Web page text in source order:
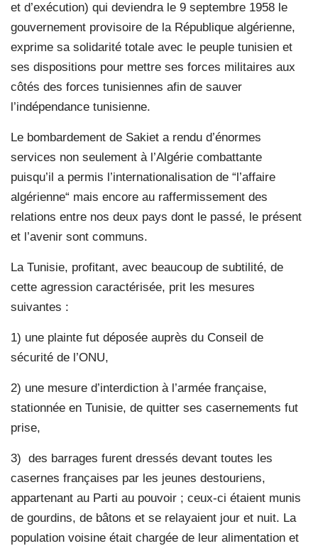
et d’exécution) qui deviendra le 9 septembre 1958 le
gouvernement provisoire de la République algérienne,
exprime sa solidarité totale avec le peuple tunisien et
ses dispositions pour mettre ses forces militaires aux
côtés des forces tunisiennes afin de sauver
l’indépendance tunisienne.
Le bombardement de Sakiet a rendu d’énormes
services non seulement à l’Algérie combattante
puisqu’il a permis l’internationalisation de “l’affaire
algérienne“ mais encore au raffermissement des
relations entre nos deux pays dont le passé, le présent
et l’avenir sont communs.
La Tunisie, profitant, avec beaucoup de subtilité, de
cette agression caractérisée, prit les mesures
suivantes :
1) une plainte fut déposée auprès du Conseil de
sécurité de l’ONU,
2) une mesure d’interdiction à l’armée française,
stationnée en Tunisie, de quitter ses casernements fut
prise,
3) des barrages furent dressés devant toutes les
casernes françaises par les jeunes destouriens,
appartenant au Parti au pouvoir ; ceux-ci étaient munis
de gourdins, de bâtons et se relayaient jour et nuit. La
population voisine était chargée de leur alimentation et